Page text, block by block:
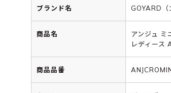
ブランド名 GOYARD（
商品名
アンジュ ミ
レディース
商品品番